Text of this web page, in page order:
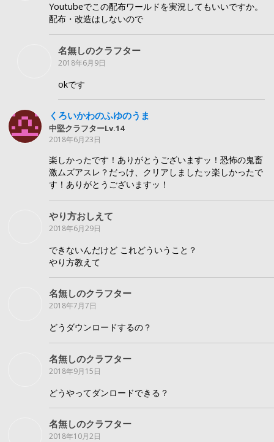
Youtubeでこの配布ワールドを実況してもいいですか。
配布・改造はしないので
名無しのクラフター
2018年6月9日
okです
くろいかわのふゆのうま
中堅クラフターLv.14
2018年6月23日
楽しかったです！ありがとうございますッ！恐怖の鬼畜
激ムズアスレ？だっけ、クリアしましたッ楽しかったで
す！ありがとうございますッ！
やり方おしえて
2018年6月29日
できないんだけど これどういうこと？
やり方教えて
名無しのクラフター
2018年7月7日
どうダウンロードするの？
名無しのクラフター
2018年9月15日
どうやってダンロードできる？
名無しのクラフター
2018年10月2日